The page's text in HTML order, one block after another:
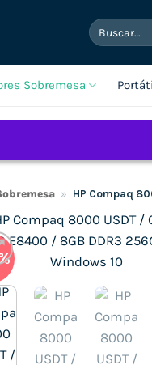
Buscar
por:
Sobremesa
» HP Compaq